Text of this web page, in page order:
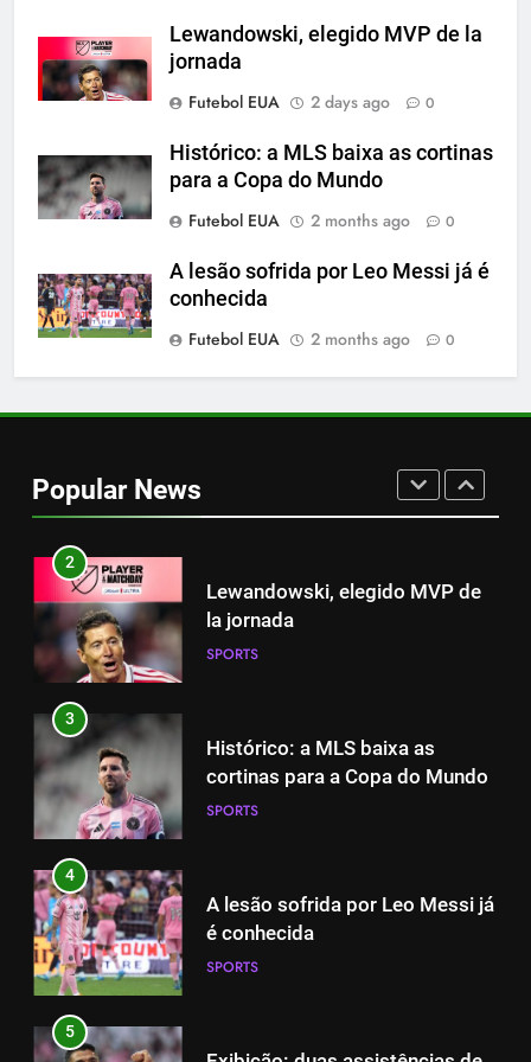
Lewandowski, elegido MVP de la
jornada
Futebol EUA
2 days ago 0
Histórico: a MLS baixa as cortinas
para a Copa do Mundo
Futebol EUA
2 months ago 0
A lesão sofrida por Leo Messi já é
conhecida
Futebol EUA
2 months ago 0
Popular News
SPORTS
7
torcedores do Inter Miami
SPORTS
2-0: Messi, como sempre
SPORTS
2
Lewandowski, elegido MVP de
la jornada
SPORTS
3
Histórico: a MLS baixa as
cortinas para a Copa do Mundo
SPORTS
4
A lesão sofrida por Leo Messi já
é conhecida
SPORTS
5